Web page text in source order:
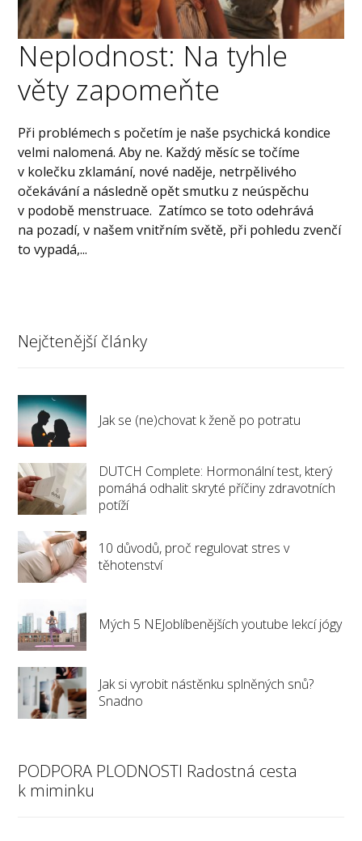
Neplodnost: Na tyhle
věty zapomeňte
Při problémech s početím je naše psychická kondice
velmi nalomená. Aby ne. Každý měsíc se točíme
v kolečku zklamání, nové naděje, netrpělivého
očekávání a následně opět smutku z neúspěchu
v podobě menstruace. Zatímco se toto odehrává
na pozadí, v našem vnitřním světě, při pohledu zvenčí
to vypadá,...
Nejčtenější články
Jak se (ne)chovat k ženě po potratu
DUTCH Complete: Hormonální test, který
pomáhá odhalit skryté příčiny zdravotních
potíží
10 důvodů, proč regulovat stres v
těhotenství
Mých 5 NEJoblíbenějších youtube lekcí jógy
Jak si vyrobit nástěnku splněných snů?
Snadno
PODPORA PLODNOSTI Radostná cesta
k miminku